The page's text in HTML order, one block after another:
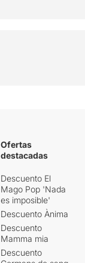
Ofertas
destacadas
Descuento El
Mago Pop 'Nada
es imposible'
Descuento Ànima
Descuento
Mamma mia
Descuento